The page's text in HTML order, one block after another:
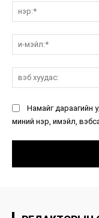
Намайг дараагийн
миний нэр, имэйл,